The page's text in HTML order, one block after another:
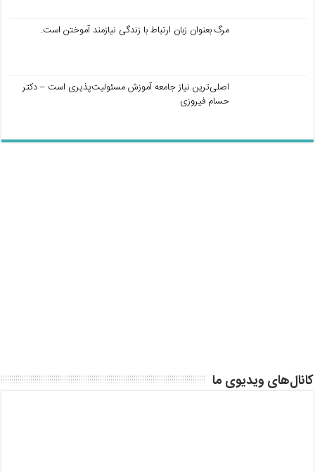
مرگ بعنوان زبان ارتباط با زندگی نیازمند آموختن است.
اصلی‌ترین نیاز جامعه آموزش مسئولیت‌پذیری است – دکتر
حسام فیروزی
کانال‌های ویدیوی ما